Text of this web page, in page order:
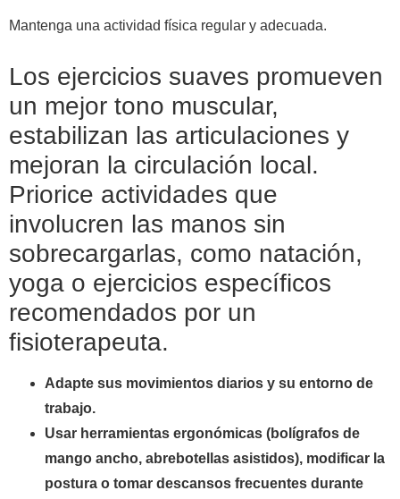
Mantenga una actividad física regular y adecuada.
Los ejercicios suaves promueven
un mejor tono muscular,
estabilizan las articulaciones y
mejoran la circulación local.
Priorice actividades que
involucren las manos sin
sobrecargarlas, como natación,
yoga o ejercicios específicos
recomendados por un
fisioterapeuta.
Adapte sus movimientos diarios y su entorno de
trabajo.
Usar herramientas ergonómicas (bolígrafos de
mango ancho, abrebotellas asistidos), modificar la
postura o tomar descansos frecuentes durante